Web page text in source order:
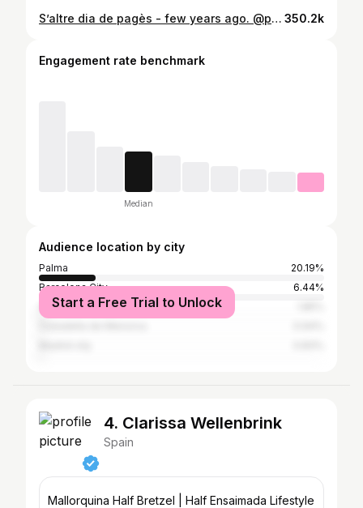
S’altre dia de pagès - few years ago. @parisioproductions 350.2k
Engagement rate benchmark
Median
Audience location by city
Palma
20.19%
Barcelona City
6.44%
Alcúdia
Start a Free Trial to Unlock
4. Clarissa Wellenbrink
Spain
Mallorquina Half Bretzel | Half Ensaimada Lifestyle